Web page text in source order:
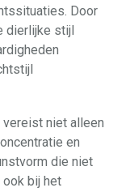
Door
dierlijke stijl
niet alleen
en
die niet
bij het